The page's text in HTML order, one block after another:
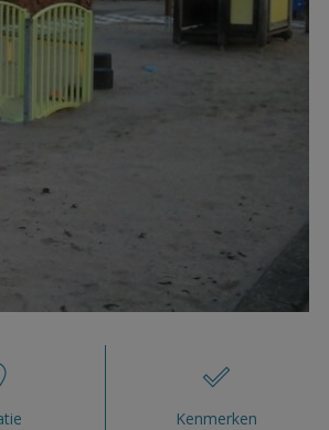
Kenmerken